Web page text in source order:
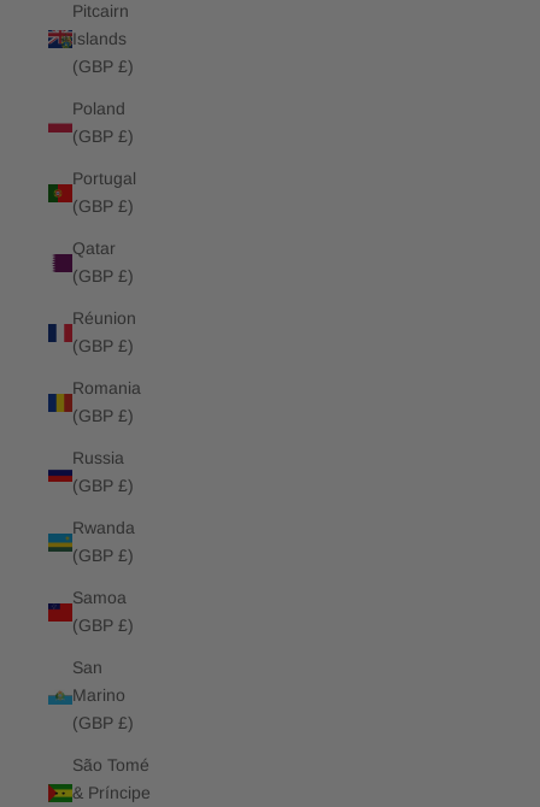
Pitcairn
Islands
(GBP £)
Poland
(GBP £)
Portugal
(GBP £)
Qatar
(GBP £)
Réunion
(GBP £)
Romania
(GBP £)
Russia
(GBP £)
Rwanda
(GBP £)
Samoa
(GBP £)
San
Marino
(GBP £)
São Tomé
& Príncipe